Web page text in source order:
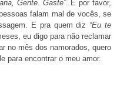
Gente. Gaste”. E por favor,
falam mal de vocês, se
E pra quem diz “Eu te
eu digo para não reclamar
no mês dos namorados, quero
para encontrar o meu amor.